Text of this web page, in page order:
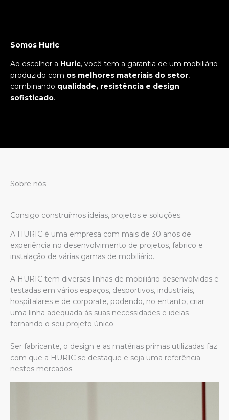
Somos Huric
Ao escolher a Huric, você tem a garantia de um mobiliário
produzido com os melhores materiais do setor,
combinando qualidade, resistência e design
sofisticado.
Sobre nós
Consigo construímos ideias, projetos e soluções.
A HURIC é uma empresa com mais de 30 anos de
experiência no desenvolvimento de projetos, fabrico e
instalação de várias gamas de mobiliário.
A HURIC tem diversas linhas de mobiliário desenvolvidas e
testadas em vários espaços, desportivos, industriais,
hospitalares e de corporate, podendo, no entanto, criar
uma linha adequada às suas necessidades e ideias
tornando o seu projeto único.
Ser fabricante, o design e as matérias primas utilizadas faz
com que a HURIC se destaque e seja uma referência
nestes mercados.